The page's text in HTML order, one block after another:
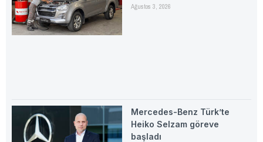
Ağustos 3, 2026
Mercedes-Benz Türk’te
Heiko Selzam göreve
başladı